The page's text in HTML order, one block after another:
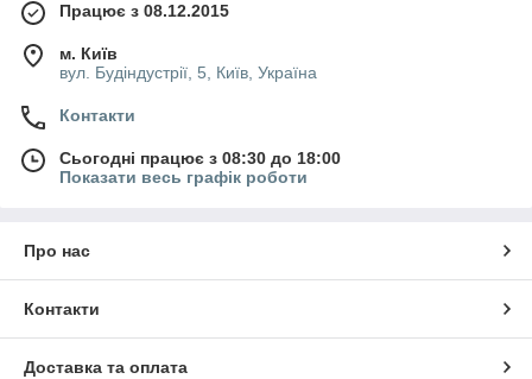
Працює з 08.12.2015
м. Київ
вул. Будіндустрії, 5, Київ, Україна
Контакти
Сьогодні працює з 08:30 до 18:00
Показати весь графік роботи
Про нас
Контакти
Доставка та оплата